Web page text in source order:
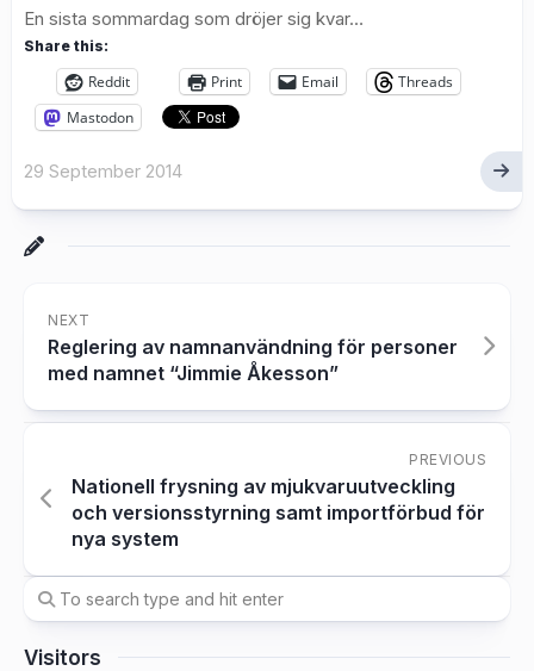
En sista sommardag som dröjer sig kvar…
Share this:
Reddit Print Email
Threads
Mastodon
29 September 2014
NEXT
Reglering av namnanvändning för personer
med namnet “Jimmie Åkesson”
PREVIOUS
Nationell frysning av mjukvaruutveckling
och versionsstyrning samt importförbud för
nya system
Visitors